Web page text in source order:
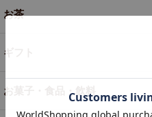
お茶
ギフト
お菓子・食品・飲料